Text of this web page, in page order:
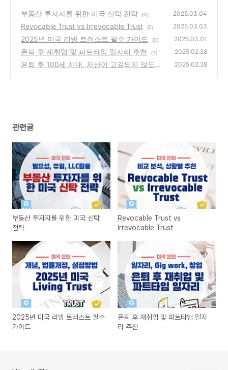
부동산 투자자를 위한 미국 신탁 전략 (0) 2025.03.04
Revocable Trust vs Irrevocable Trust (0) 2025.03.03
2025년 미국 리빙 트러스트 필수 가이드 (0) 2025.03.01
은퇴 후 재취업 및 파트타임 일자리 추천 (1) 2025.02.28
은퇴 후 100세 시대, 자산이 고갈되지 않도록
2025.02.28
관련글
부동산 투자자를 위한 미국 신탁
전략
Revocable Trust vs
Irrevocable Trust
2025년 미국 리빙 트러스트 필수
가이드
은퇴 후 재취업 및 파트타임 일자
리 추천